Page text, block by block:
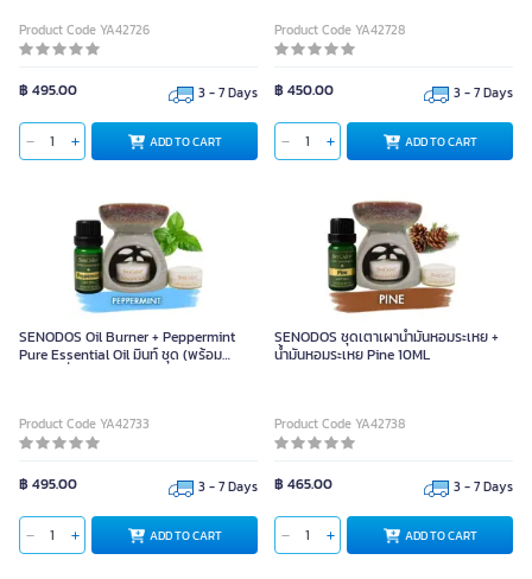
Product Code YA42726
฿ 495.00 3 - 7 Days
ADD TO CART
Product Code YA42728
฿ 450.00 3 - 7 Days
ADD TO CART
SENODOS Oil Burner + Peppermint
Pure Essential Oil มินท์ ชุด (พร้อม
Product Code YA42733
฿ 495.00 3 - 7 Days
ADD TO CART
SENODOS ชุดเตาเผาน้ำมันหอมระเหย +
น้ำมันหอมระเหย Pine 10ML
Product Code YA42738
฿ 465.00 3 - 7 Days
ADD TO CART